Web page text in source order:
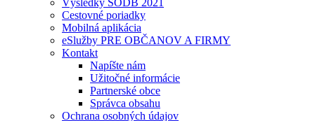
Výsledky SODB 2021
Cestovné poriadky
Mobilná aplikácia
eSlužby PRE OBČANOV A FIRMY
Kontakt
Napíšte nám
Užitočné informácie
Partnerské obce
Správca obsahu
Ochrana osobných údajov